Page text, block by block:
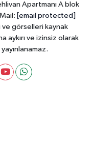
Apartmanı A blok
[email protected]
görselleri kaynak
aykırı ve izinsiz olarak